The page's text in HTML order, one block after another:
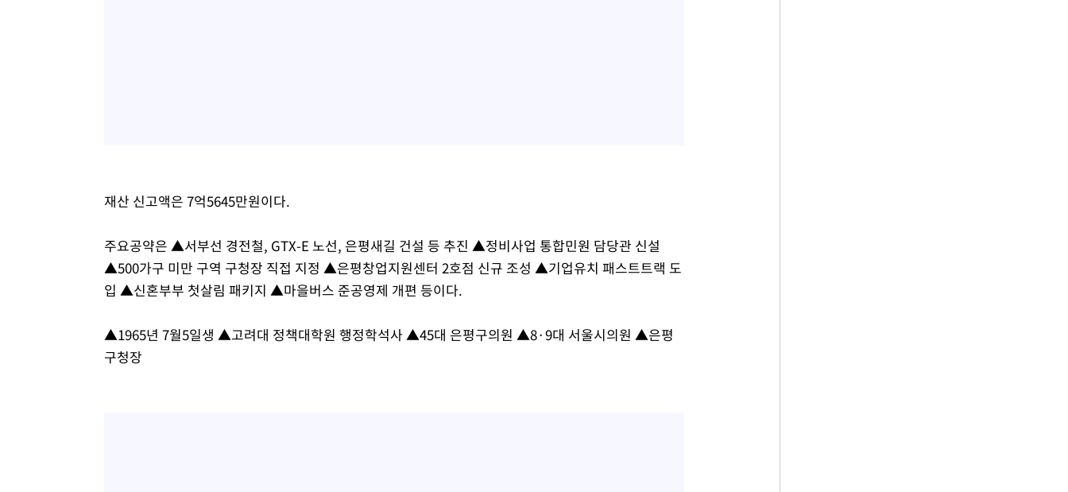
재산 신고액은 7억5645만원이다.
주요공약은 ▲서부선 경전철, GTX-E 노선, 은평새길 건설 등 추진 ▲정비사업 통합민원 담당관 신설
▲500가구 미만 구역 구청장 직접 지정 ▲은평창업지원센터 2호점 신규 조성 ▲기업유치 패스트트랙 도
입 ▲신혼부부 첫살림 패키지 ▲마을버스 준공영제 개편 등이다.
▲1965년 7월5일생 ▲고려대 정책대학원 행정학석사 ▲45대 은평구의원 ▲8·9대 서울시의원 ▲은평
구청장